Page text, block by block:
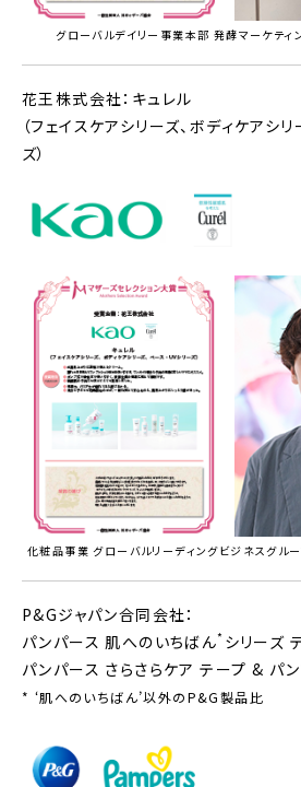
グローバルデイリー事業本部 発酵マーケテ
花王株式会社：キュレル
（フェイスケアシリーズ、ボディケアシ
ズ）
化粧品事業 グローバルリーディングビジネスグ
P&Gジャパン合同会社：
パンパース 肌へのいちばん* シリーズ
パンパース さらさらケア テープ & パ
* ‘肌へのいちばん’以外のP&G製品比